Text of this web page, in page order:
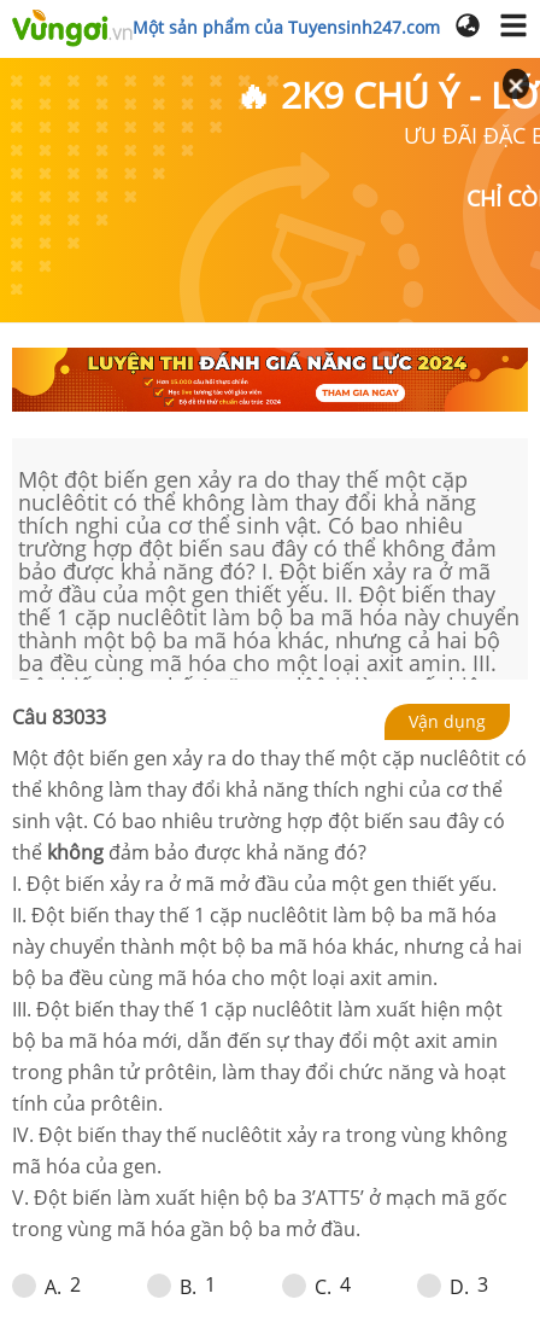
Một sản phẩm của Tuyensinh247.com
🔥 2K9 CHÚ Ý -
ƯU ĐÃI ĐẶC
CHỈ
Một đột biến gen xảy ra do thay thế một cặp
nuclêôtit có thể không làm thay đổi khả năng
thích nghi của cơ thể sinh vật. Có bao nhiêu
trường hợp đột biến sau đây có thể không đảm
bảo được khả năng đó? I. Đột biến xảy ra ở mã
mở đầu của một gen thiết yếu. II. Đột biến thay
thế 1 cặp nuclêôtit làm bộ ba mã hóa này chuyển
thành một bộ ba mã hóa khác, nhưng cả hai bộ
ba đều cùng mã hóa cho một loại axit amin. III.
Đột biến thay thế 1 cặp nuclêôtit làm xuất hiện
một bộ ba mã hóa mới, dẫn đến sự thay đổi một
axit amin trong phân tử prôtêin, làm thay đổi
chức năng và hoạt tính của prôtêin. IV. Đột biến
thay thế nuclêôtit xảy ra trong vùng không mã
hóa của gen. V. Đột biến làm xuất hiện bộ ba
3’ATT5’ ở mạch mã gốc trong vùng mã hóa gần
bộ ba mở đầu.
Câu 83033 Vận dụng
Một đột biến gen xảy ra do thay thế một cặp nuclêôtit có
thể không làm thay đổi khả năng thích nghi của cơ thể
sinh vật. Có bao nhiêu trường hợp đột biến sau đây có
thể không đảm bảo được khả năng đó?
I. Đột biến xảy ra ở mã mở đầu của một gen thiết yếu.
II. Đột biến thay thế 1 cặp nuclêôtit làm bộ ba mã hóa
này chuyển thành một bộ ba mã hóa khác, nhưng cả hai
bộ ba đều cùng mã hóa cho một loại axit amin.
III. Đột biến thay thế 1 cặp nuclêôtit làm xuất hiện một
bộ ba mã hóa mới, dẫn đến sự thay đổi một axit amin
trong phân tử prôtêin, làm thay đổi chức năng và hoạt
tính của prôtêin.
IV. Đột biến thay thế nuclêôtit xảy ra trong vùng không
mã hóa của gen.
V. Đột biến làm xuất hiện bộ ba 3’ATT5’ ở mạch mã gốc
trong vùng mã hóa gần bộ ba mở đầu.
A. 2 B. 1 C. 4 D. 3